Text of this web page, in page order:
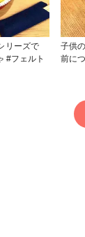
リーズで
す！🍙 #おもちゃ #フェルト
子供
前に